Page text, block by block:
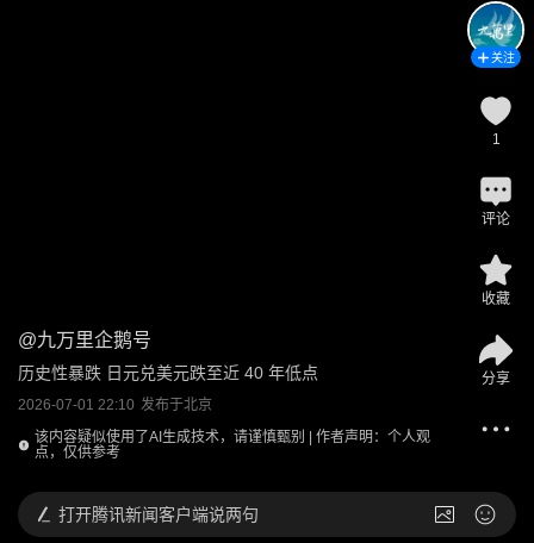
@九万里企鹅号
历史性暴跌 日元兑美元跌至近 40 年低点
2026-07-01 22:10 发布于北京
该内容疑似使用了AI生成技术，请谨慎甄别 | 作者声明：个人观
点，仅供参考
关注
1
评论
收藏
分享
打开腾讯新闻客户端说两句